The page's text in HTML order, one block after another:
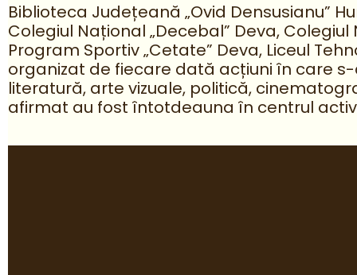
Biblioteca Județeană „Ovid Densusianu”
Colegiul Național „Decebal” Deva,
Program Sportiv „Cetate” Deva, Liceul
organizat de fiecare dată acțiuni în care
literatură, arte vizuale, politică,
afirmat au fost întotdeauna în centrul